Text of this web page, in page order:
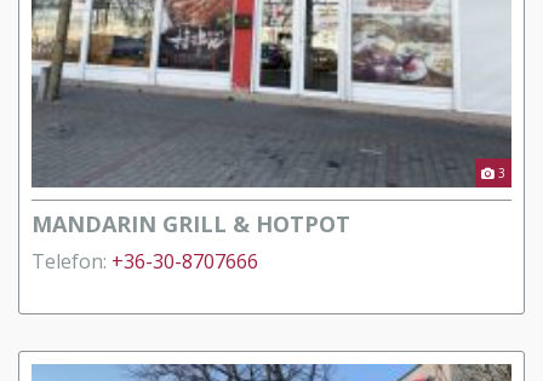
3
MANDARIN GRILL & HOTPOT
Telefon: +36-30-8707666